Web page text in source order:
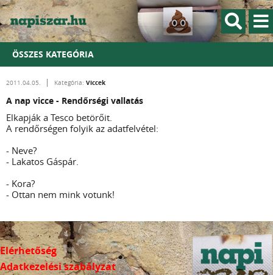
ÖSSZES KATEGÓRIA
2011.04.05. Kategória: Viccek
A nap vicce - Rendőrségi vallatás
Elkapják a Tesco betörőit.
A rendőrségen folyik az adatfelvétel:
- Neve?
- Lakatos Gáspár.
- Kora?
- Ottan nem mink votunk!
Elérhetőség
Adatkezelési szabályzat